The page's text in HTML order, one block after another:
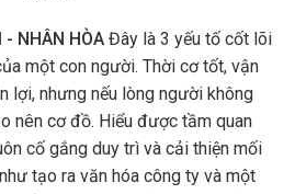
- NHÂN HÒA Đây là 3 yếu tố cốt lõi
một con người. Thời cơ tốt, vận
lợi, nhưng nếu lòng người không
nên cơ đồ. Hiểu được tầm quan
cố gắng duy trì và cải thiện mối
tạo ra văn hóa công ty và một